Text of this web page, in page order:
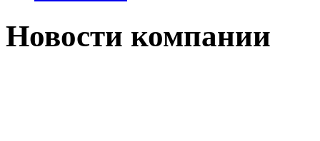
Новости компании